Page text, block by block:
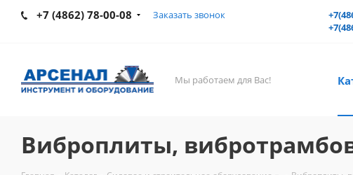
+7 (4862) 78-00-08 Заказать звонок
Мы работаем для Вас!
Виброплиты,